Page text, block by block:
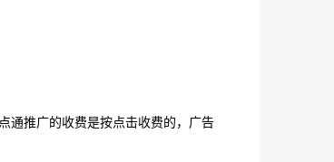
通推广的收费是按点击收费的，广告